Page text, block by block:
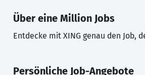
Über eine Million Jobs
Entdecke mit XING genau den Job,
Persönliche Job-Angebote